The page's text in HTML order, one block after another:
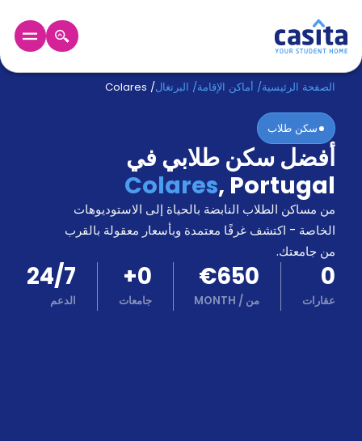
الرئيسية عربي EUR
دخول
حجز
السكن
نحن؟
المدونة
أخبر
أصدقائك
اكسب
كن
الصفحة الرئيسية/ أماكن الإقامة/ البرتغال/
Colares
سكن طلاب
أفضل سكن طلابي في
Colares, Portugal
من مساكن الطلاب النابضة بالحياة إلى الاستوديوهات
الخاصة - اكتشف غرفًا معتمدة وبأسعار معقولة بالقرب
من جامعتك.
0
عقارات
€650
من /
MONTH
0
+
جامعات
24/7
الدعم